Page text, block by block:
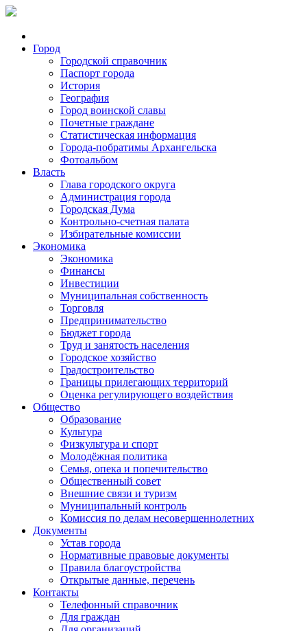
Город
Городской справочник
Паспорт города
История
География
Город воинской славы
Почетные граждане
Статистическая информация
Города-побратимы Архангельска
Фотоальбом
Власть
Глава городского округа
Администрация города
Городская Дума
Контрольно-счетная палата
Избирательные комиссии
Экономика
Экономика
Финансы
Инвестиции
Муниципальная собственность
Торговля
Предпринимательство
Бюджет города
Труд и занятость населения
Городское хозяйство
Градостроительство
Границы прилегающих территорий
Оценка регулирующего воздействия
Общество
Образование
Культура
Физкультура и спорт
Молодёжная политика
Семья, опека и попечительство
Общественный совет
Внешние связи и туризм
Муниципальный контроль
Комиссия по делам несовершеннолетних
Документы
Устав города
Нормативные правовые документы
Правила благоустройства
Открытые данные, перечень
Контакты
Телефонный справочник
Для граждан